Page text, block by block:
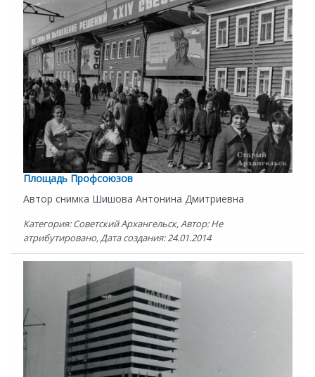
Площадь Профсоюзов
Автор снимка Шишова Антонина Дмитриевна
Категория: Советский Архангельск, Автор: Не
атрибутировано, Дата создания: 24.01.2014